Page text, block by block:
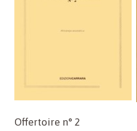
Offertoire n° 2